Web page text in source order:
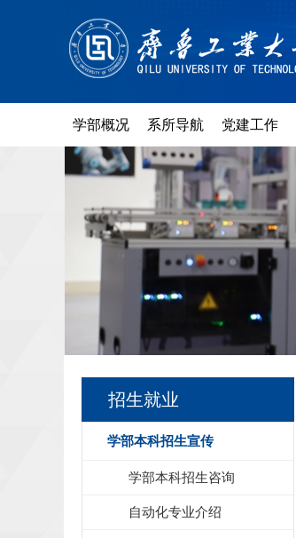
学部概况 系所导航 党建工作
招生就业
学部本科招生宣传
学部本科招生咨询
自动化专业介绍